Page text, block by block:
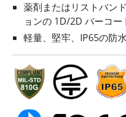
薬剤またはリストバン
ョンの 1D/2D バーコー
軽量、堅牢、IP65の防